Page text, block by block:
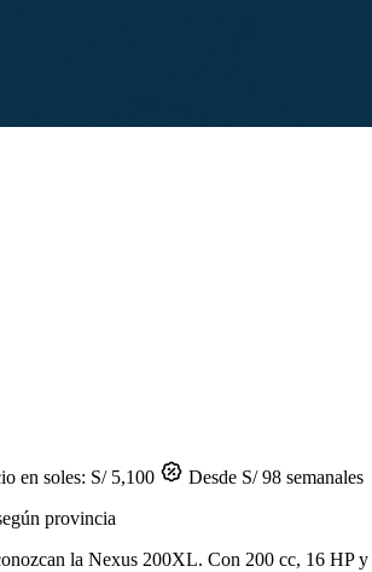
en soles: S/ 5,100
Desde S/ 98 semanales
provincia
la Nexus 200XL. Con 200 cc, 16 HP